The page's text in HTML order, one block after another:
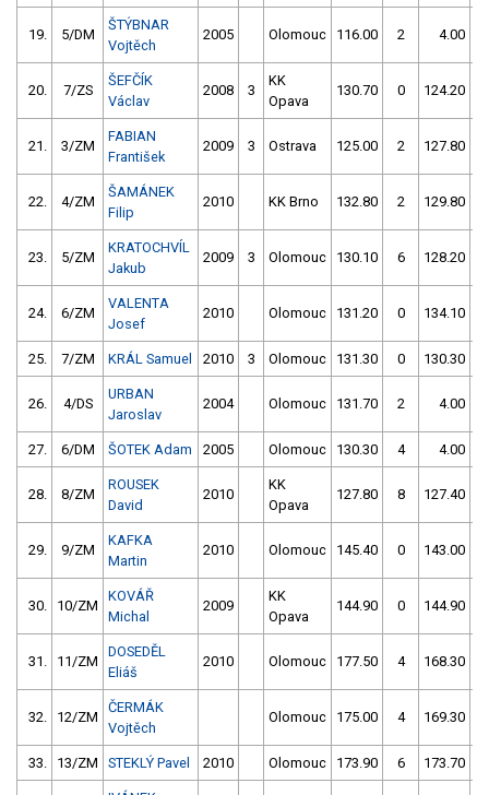
19. 5/DM
ŠTÝBNAR
Vojtěch
2005 Olomouc 116.00 2 4.00
20. 7/ZS
ŠEFČÍK
Václav
2008 3
KK
Opava
130.70 0 124.20
21. 3/ZM
FABIAN
František
2009 3 Ostrava 125.00 2 127.80
22. 4/ZM
ŠAMÁNEK
Filip
2010 KK Brno 132.80 2 129.80
23. 5/ZM
KRATOCHVÍL
Jakub
2009 3 Olomouc 130.10 6 128.20
24. 6/ZM
VALENTA
Josef
2010 Olomouc 131.20 0 134.10
25. 7/ZM KRÁL Samuel 2010 3 Olomouc 131.30 0 130.30
26. 4/DS
URBAN
Jaroslav
2004 Olomouc 131.70 2 4.00
27. 6/DM ŠOTEK Adam 2005 Olomouc 130.30 4 4.00
28. 8/ZM
ROUSEK
David
2010
KK
Opava
127.80 8 127.40
29. 9/ZM
KAFKA
Martin
2010 Olomouc 145.40 0 143.00
30. 10/ZM
KOVÁŘ
Michal
2009
KK
Opava
144.90 0 144.90
31. 11/ZM
DOSEDĚL
Eliáš
2010 Olomouc 177.50 4 168.30
32. 12/ZM
ČERMÁK
Vojtěch
Olomouc 175.00 4 169.30
33. 13/ZM STEKLÝ Pavel 2010 Olomouc 173.90 6 173.70